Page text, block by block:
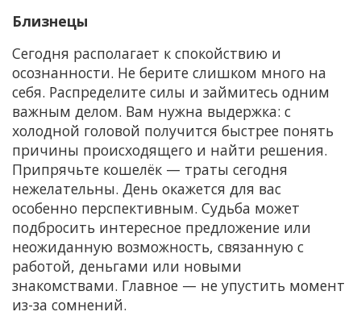
Близнецы
Сегодня располагает к спокойствию и
осознанности. Не берите слишком много на
себя. Распределите силы и займитесь одним
важным делом. Вам нужна выдержка: с
холодной головой получится быстрее понять
причины происходящего и найти решения.
Припрячьте кошелёк — траты сегодня
нежелательны. День окажется для вас
особенно перспективным. Судьба может
подбросить интересное предложение или
неожиданную возможность, связанную с
работой, деньгами или новыми
знакомствами. Главное — не упустить момент
из-за сомнений.